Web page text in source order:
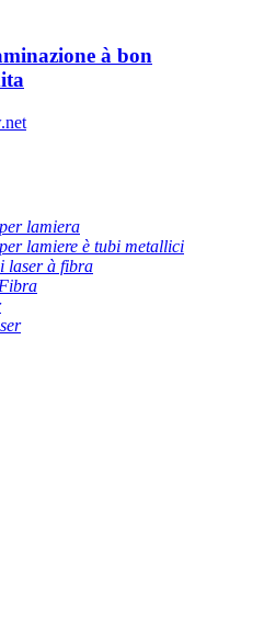
à bon
lamiera
lamiere è tubi metallici
laser à fibra